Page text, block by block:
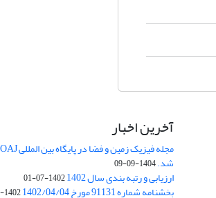
آخرین اخبار
شد.1404-09-09
ارزیابی و رتبه بندی سال 1402 1402-07-01
بخشنامه شماره 91131 مورخ 1402/04/04 1402-04-04